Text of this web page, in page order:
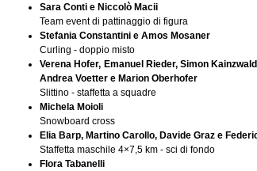
Sara Conti e Niccolò Macii
Team event di pattinaggio di figura
Stefania Constantini e Amos Mosaner
Curling - doppio misto
Verena Hofer, Emanuel Rieder, Simon
Andrea Voetter e Marion Oberhofer
Slittino - staffetta a squadre
Michela Moioli
Snowboard cross
Elia Barp, Martino Carollo, Davide Graz e
Staffetta maschile 4×7,5 km - sci di fondo
Flora Tabanelli